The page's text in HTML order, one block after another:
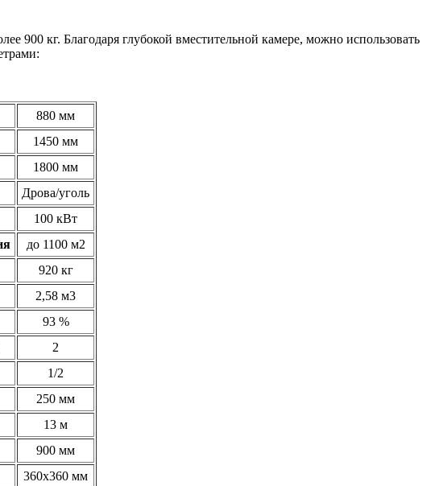
900 кг. Благодаря глубокой вместительной камере, можно использовать
880 мм
1450 мм
1800 мм
Дрова/уголь
100 кВт
до 1100 м2
920 кг
2,58 м3
93 %
2
1/2
250 мм
13 м
900 мм
360х360 мм